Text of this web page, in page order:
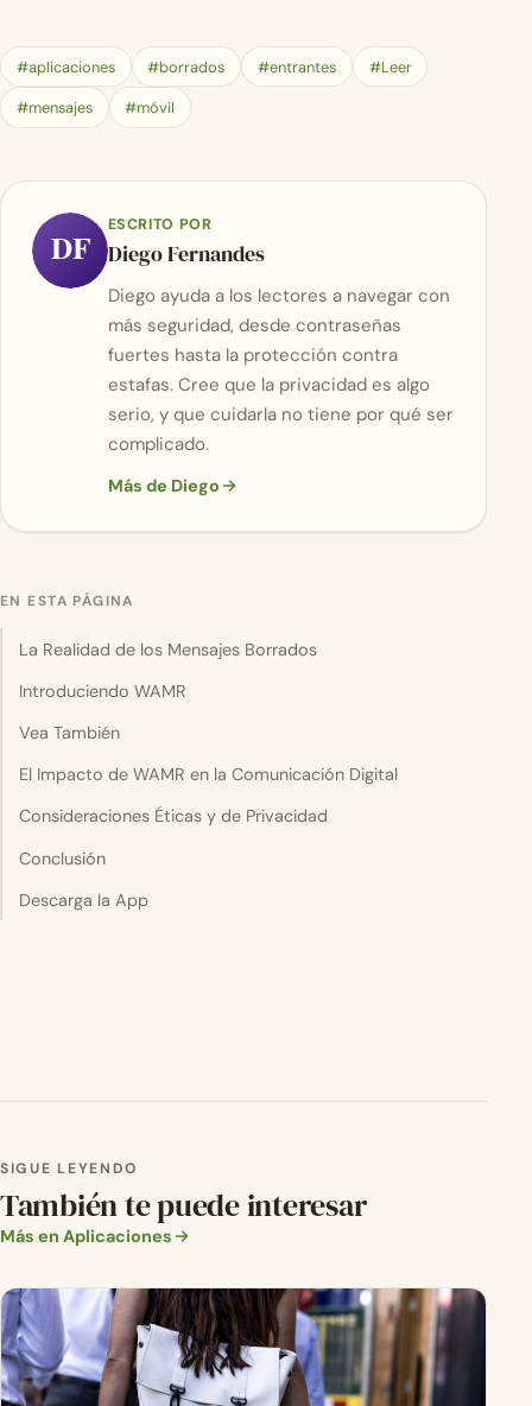
#aplicaciones #borrados #entrantes #Leer
#mensajes #móvil
DF
ESCRITO POR
Diego Fernandes
Diego ayuda a los lectores a navegar con
más seguridad, desde contraseñas
fuertes hasta la protección contra
estafas. Cree que la privacidad es algo
serio, y que cuidarla no tiene por qué ser
complicado.
Más de Diego
EN ESTA PÁGINA
La Realidad de los Mensajes Borrados
Introduciendo WAMR
Vea También
El Impacto de WAMR en la Comunicación Digital
Consideraciones Éticas y de Privacidad
Conclusión
Descarga la App
SIGUE LEYENDO
También te puede interesar
Más en Aplicaciones